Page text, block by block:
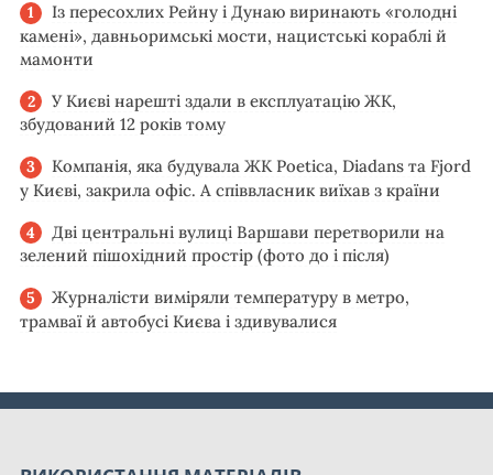
Із пересохлих Рейну і Дунаю виринають «голодні
камені», давньоримські мости, нацистські кораблі й
мамонти
У Києві нарешті здали в експлуатацію ЖК,
збудований 12 років тому
Компанія, яка будувала ЖК Poetica, Diadans та Fjord
у Києві, закрила офіс. А співвласник виїхав з країни
Дві центральні вулиці Варшави перетворили на
зелений пішохідний простір (фото до і після)
Журналісти виміряли температуру в метро,
трамваї й автобусі Києва і здивувалися